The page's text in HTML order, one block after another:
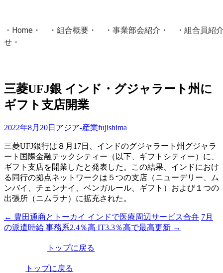
・ Home ・ ・ 組合概要 ・ ・ 事業部会紹介 ・ ・ 組合員紹
せ ・
国土交通省・経済産業省・農林水産省・厚生労働省 認可
三菱UFJ銀 インド・グジャラート州に
ギフト支店開業
2022年8月20日 アジア-産業fujishima
三菱UFJ銀行は８月17日、インドのグジャラート州グジャラ
ート国際金融テックシティー（以下、ギフトシティー）に、
ギフト支店を開業したと発表した。この結果、インドにおけ
る同行の拠点ネットワークは５つの支店（ニューデリー、ム
ンバイ、チェンナイ、ベンガルール、ギフト）および１つの
出張所（ニムラナ）に拡充された。
投
稿
← 豊田通商とトーカイ インドで医療周辺サービス合弁 7月
の派遣時給 事務系2.4％高 IT3.3％高で最高更新 →
トップに戻る
トップに戻る